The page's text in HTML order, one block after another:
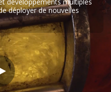
déployer de nouvelles